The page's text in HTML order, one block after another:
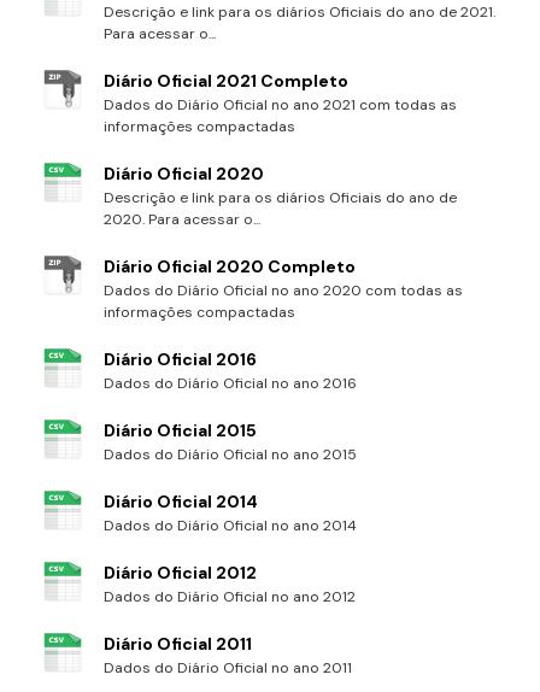
Descrição e link para os diários Oficiais do ano de 2021.
Para acessar o...
Diário Oficial 2021 Completo
Dados do Diário Oficial no ano 2021 com todas as
informações compactadas
Diário Oficial 2020
Descrição e link para os diários Oficiais do ano de
2020. Para acessar o...
Diário Oficial 2020 Completo
Dados do Diário Oficial no ano 2020 com todas as
informações compactadas
Diário Oficial 2016
Dados do Diário Oficial no ano 2016
Diário Oficial 2015
Dados do Diário Oficial no ano 2015
Diário Oficial 2014
Dados do Diário Oficial no ano 2014
Diário Oficial 2012
Dados do Diário Oficial no ano 2012
Diário Oficial 2011
Dados do Diário Oficial no ano 2011